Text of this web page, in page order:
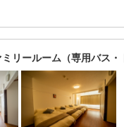
リールーム（専用バス・